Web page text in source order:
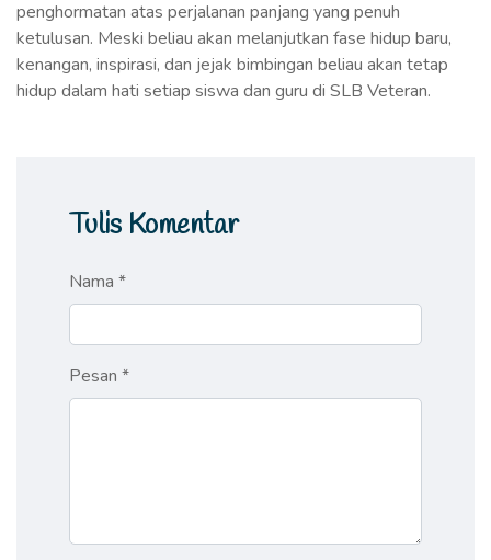
penghormatan atas perjalanan panjang yang penuh
ketulusan. Meski beliau akan melanjutkan fase hidup baru,
kenangan, inspirasi, dan jejak bimbingan beliau akan tetap
hidup dalam hati setiap siswa dan guru di SLB Veteran.
Tulis Komentar
Nama *
Pesan *